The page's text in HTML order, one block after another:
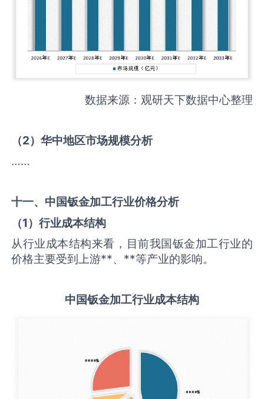
数据来源：观研天下数据中心整理
（2）华中地区市场规模分析
……
十一、中国钣金加工行业价格分析
（1）行业成本结构
从行业成本结构来看，目前我国钣金加工行业的
价格主要受到上游**、**等产业的影响。
中国钣金加工行业成本结构